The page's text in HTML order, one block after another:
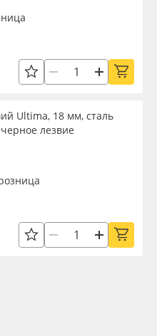
Ultima, 18 мм, сталь
лезвие